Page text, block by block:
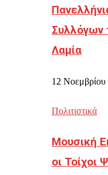
Συλλόγων
Λαμία
12 Νοεμβρίου
Πολιτιστικά
Μουσική
οι Τοίχοι